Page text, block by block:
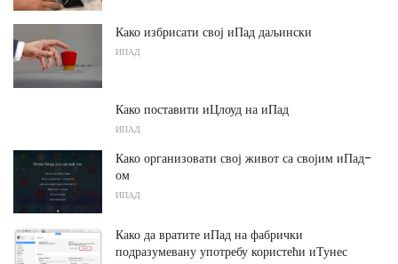
Како избрисати свој иПад даљински
ИПАД
Како поставити иЦлоуд на иПад
ИПАД
Како организовати свој живот са својим иПад-
ом
ИПАД
Како да вратите иПад на фабрички
подразумевану употребу користећи иТунес